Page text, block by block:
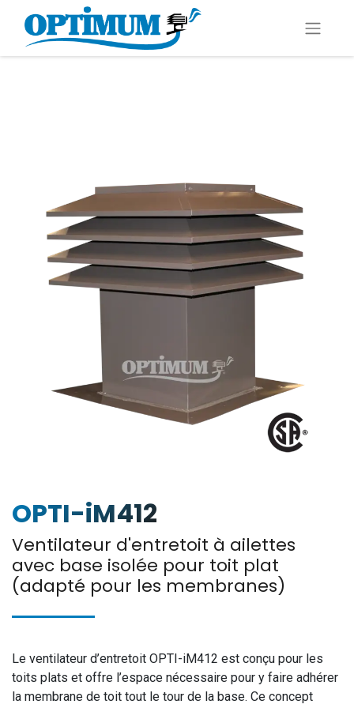
OPTI-iM412
Ventilateur d'entretoit à ailettes
avec base isolée pour toit plat
(adapté pour les membranes)
Le ventilateur d’entretoit OPTI-iM412 est conçu pour les
toits plats et offre l’espace nécessaire pour y faire adhérer
la membrane de toit tout le tour de la base. Ce concept